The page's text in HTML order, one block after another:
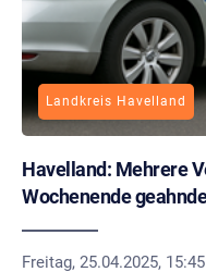
Landkreis Havelland
Havelland: Mehrere
Wochenende
Freitag, 25.04.2025,